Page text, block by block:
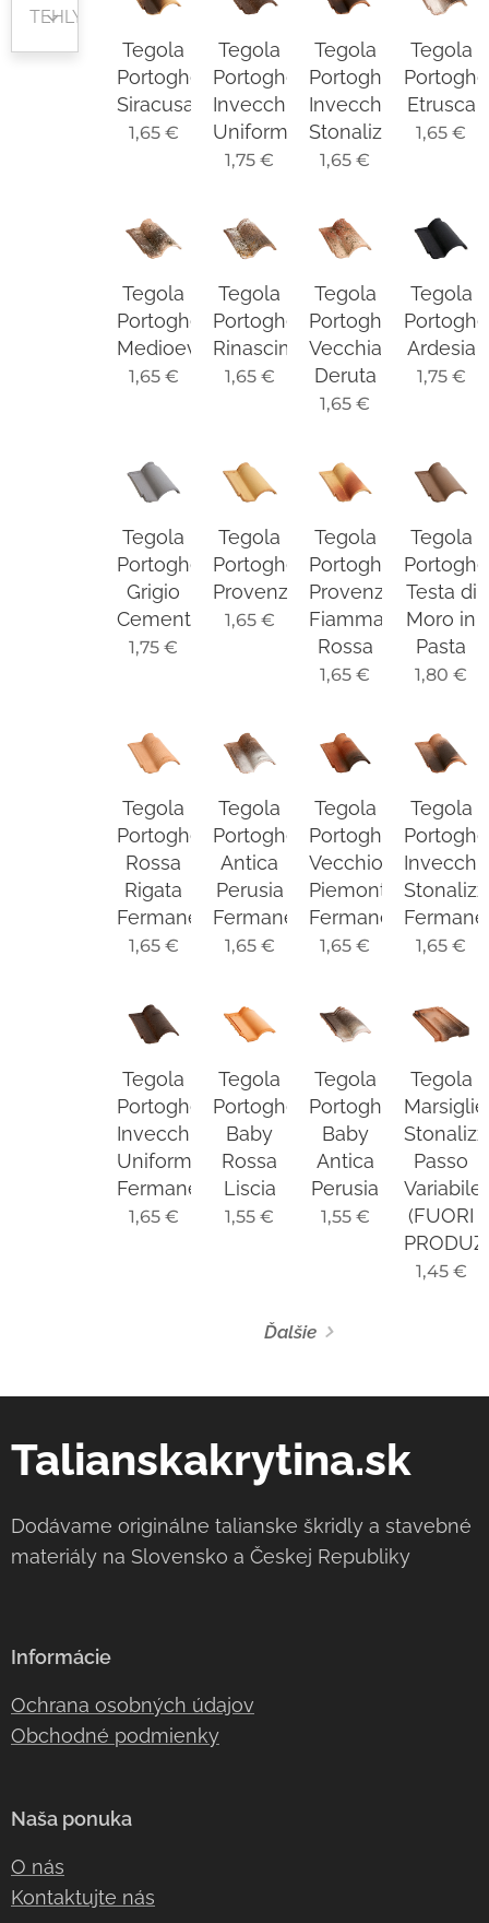
TEHLY
Tegola
Portoghese
Siracusa
1,65€
Tegola
Portoghese
Invecchiata
Uniforme
1,75 €
Tegola
Portoghese
Invecchiata
Stonalizzata
1,65 €
Tegola
Etrusca
1,65 €
Tegola
Portoghese
Medioevo
1,65€
Tegola
Portoghese
Rinascimento
1,65€
Tegola
Portoghese
Vecchia
Deruta
1,65 €
Tegola
Ardesia
1,75€
Tegola
Portoghese
Grigio
Cemento
1,75 €
Tegola
Portoghese
Provenzale
1,65€
Tegola
Portoghese
Provenzale
Fiammata
Rossa
1,65 €
Tegola
Testa di
Moro in
Pasta
1,80 €
Tegola
Portoghese
Rossa
Rigata
Fermaneve
1,65€
Tegola
Portoghese
Antica
Perusia
Fermaneve
1,65€
Tegola
Portoghese
Vecchio
Piemonte
Fermaneve
1,65 €
Tegola
1,65 €
Tegola
Portoghese
Invecchiata
Uniforme
Fermaneve
1,65€
Tegola
Portoghese
Baby
Rossa
Liscia
1,55 €
Tegola
Portoghese
Baby
Antica
Perusia
1,55€
Tegola
Passo
Variabile
(FUORI
1,45€
Ďalšie
Talianskakrytina.sk
Dodávame originálne talianske škridly a stavebné
materiály na Slovensko a Českej Republiky
Informácie
Ochrana osobných údajov
Obchodné podmienky
Naša ponuka
O nás
Kontaktujte nás